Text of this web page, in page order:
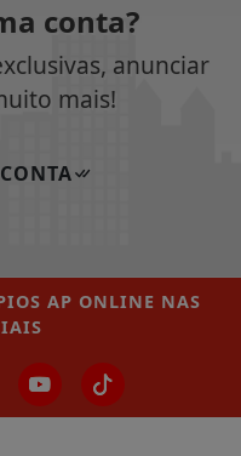
conta?
anunciar
mais!
AP ONLINE NAS